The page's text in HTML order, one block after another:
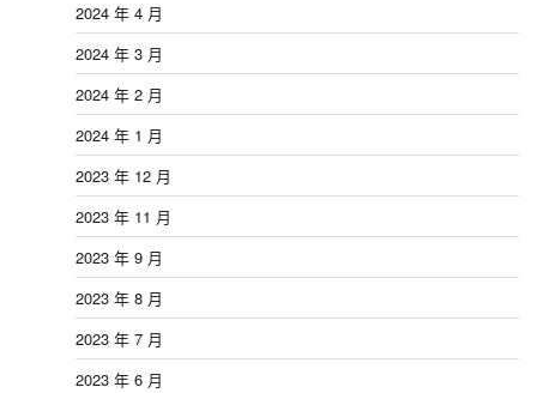
2024 年 4 月
2024 年 3 月
2024 年 2 月
2024 年 1 月
2023 年 12 月
2023 年 11 月
2023 年 9 月
2023 年 8 月
2023 年 7 月
2023 年 6 月